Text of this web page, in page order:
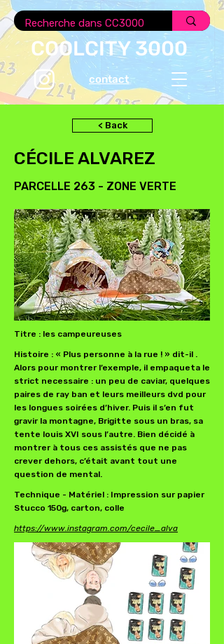
COOLCITY 3000
contact
< Back
CÉCILE ALVAREZ
PARCELLE 263 - ZONE VERTE
​Titre : les campeureuses
Histoire : « Plus personne à la rue ! » dit-il .
Alors pour montrer l’exemple, il empaqueta le
strict necessaire : un peu de caviar, quelques
paires de ray ban et leurs meilleurs dvd pour
les longues soirées d’hiver. Puis il s’en fut
gravir la montagne, Brigitte sous un bras, sa
tente louis XVI sous l’autre. Bien décidé à
montrer à tous ces assistés que ne pas
crever dehors, c’était avant tout une
question de mental.
Technique - Matériel : Impression sur papier
Stucco 150g, carton, colle
https://www.instagram.com/cecile_alva